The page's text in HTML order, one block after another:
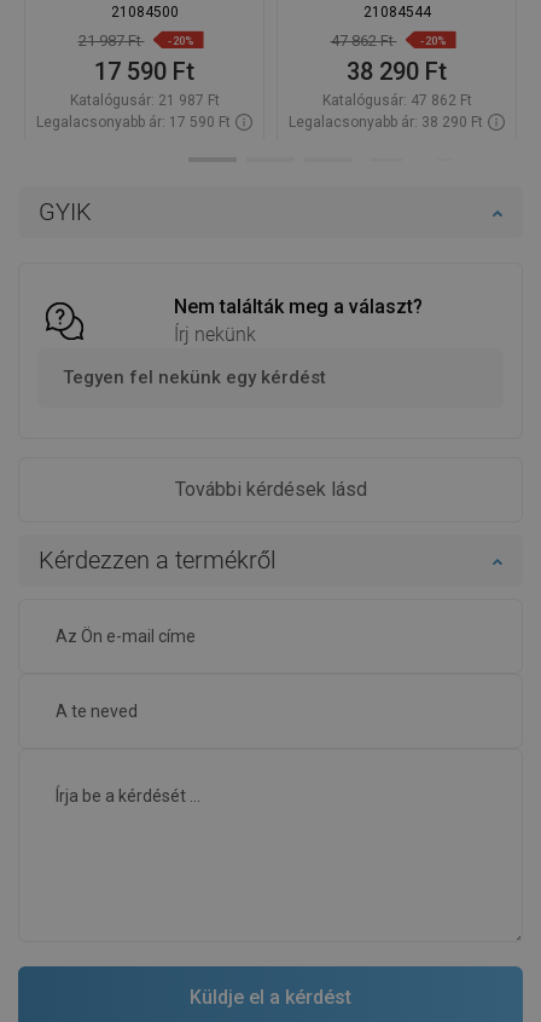
GYIK
Nem találták meg a választ?
Írj nekünk
Tegyen fel nekünk egy kérdést
További kérdések lásd
Kérdezzen a termékről
21084500
21 987 Ft -20%
17 590 Ft
Katalógusár: 21 987 Ft
Legalacsonyabb ár: 17 590 Ft
21084544
47 862 Ft -20%
38 290 Ft
Katalógusár: 47 862 Ft
Legalacsonyabb ár: 38 290 Ft